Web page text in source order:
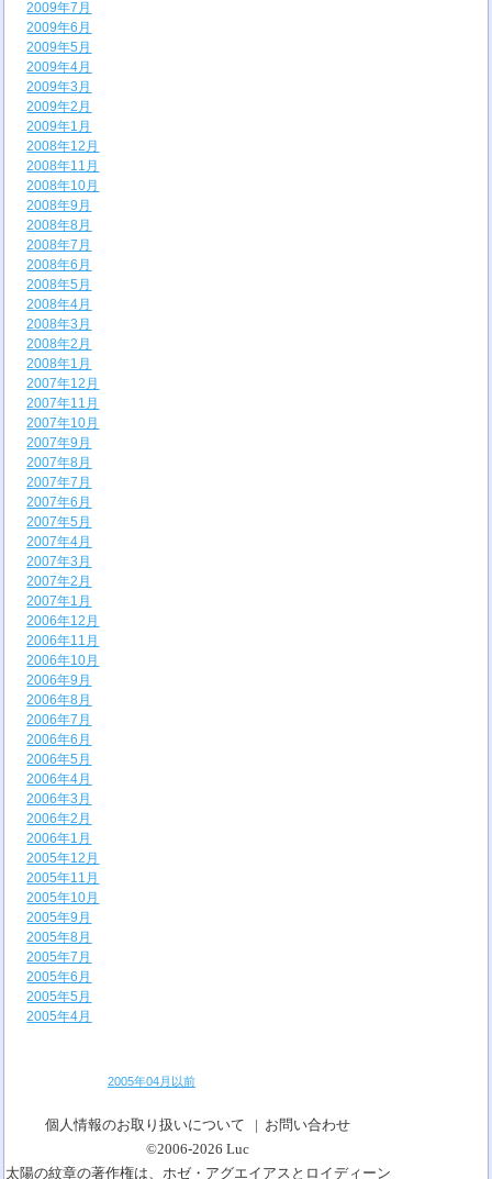
2009年7月
2009年6月
2009年5月
2009年4月
2009年3月
2009年2月
2009年1月
2008年12月
2008年11月
2008年10月
2008年9月
2008年8月
2008年7月
2008年6月
2008年5月
2008年4月
2008年3月
2008年2月
2008年1月
2007年12月
2007年11月
2007年10月
2007年9月
2007年8月
2007年7月
2007年6月
2007年5月
2007年4月
2007年3月
2007年2月
2007年1月
2006年12月
2006年11月
2006年10月
2006年9月
2006年8月
2006年7月
2006年6月
2006年5月
2006年4月
2006年3月
2006年2月
2006年1月
2005年12月
2005年11月
2005年10月
2005年9月
2005年8月
2005年7月
2005年6月
2005年5月
2005年4月
2005年04月以前
個人情報のお取り扱いについて
お問い合わせ
©2006-2026Luc
太陽の紋章の著作権は、ホゼ・アグエイアスとロイディーン